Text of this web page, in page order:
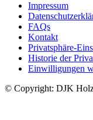
Impressum
FAQs
Kontakt
Privatsphäre-
Historie der
Einwilligungen
© Copyright: DJK